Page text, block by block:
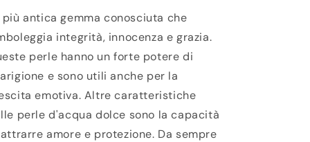
più antica gemma conosciuta che
integrità, innocenza e grazia.
perle hanno un forte potere di
e sono utili anche per la
emotiva. Altre caratteristiche
perle d'acqua dolce sono la capacità
amore e protezione. Da sempre